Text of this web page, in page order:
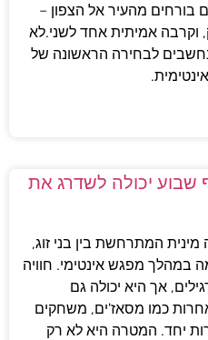
מהעיר אל הצפון –
אמיתית אחד לשני.לא
לבחירה הראשונה של
שבוע יכולה לשדרג את
מינית המתרחשת בין בני זוג,
במהלך מפגש אינטימי. חוויה
אך היא יכולה גם
כמו מסאז'ים, משחקים
יחד. המטרה היא לא רק